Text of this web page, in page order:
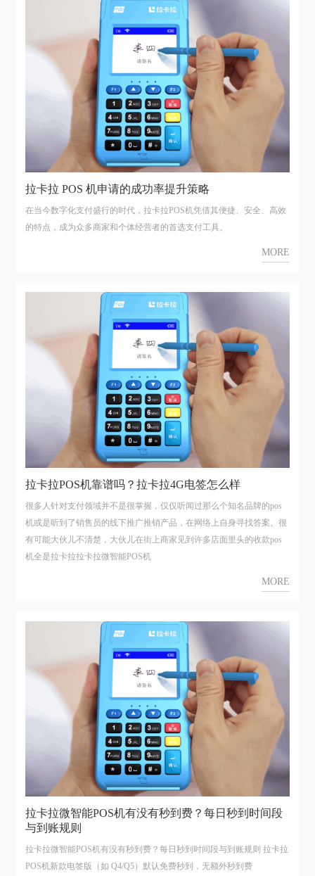
拉卡拉 POS 机申请的成功率提升策略
在当今数字化支付盛行的时代，拉卡拉POS机凭借其便捷、安全、高效
的特点，成为众多商家和个体经营者的首选支付工具。
MORE
拉卡拉POS机靠谱吗？拉卡拉4G电签怎么样
很多人针对支付领域并不是很掌握，仅仅听闻过那么个知名品牌的pos
机或是听到了销售员的线下推广推销产品，在网络上自身寻找答案。很
有可能大伙儿不清楚，大伙儿在街上商家见到许多店面里头的收款pos
机全是拉卡拉拉卡拉微智能POS机
MORE
拉卡拉微智能POS机有没有秒到费？每日秒到时间段
与到账规则
拉卡拉微智能POS机有没有秒到费？每日秒到时间段与到账规则 拉卡拉
POS机新款电签版（如 Q4/Q5）默认免费秒到，无额外秒到费